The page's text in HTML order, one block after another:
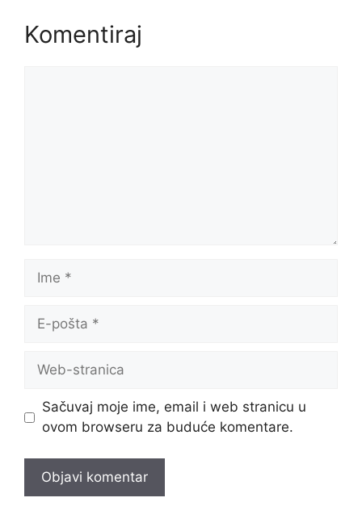
Komentiraj
Ime
pošta
Web-
Sačuvaj moje ime, email i web stranicu u
ovom browseru za buduće komentare.